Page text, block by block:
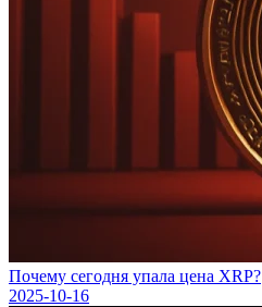
Почему сегодня упала цена XRP?
2025-10-16